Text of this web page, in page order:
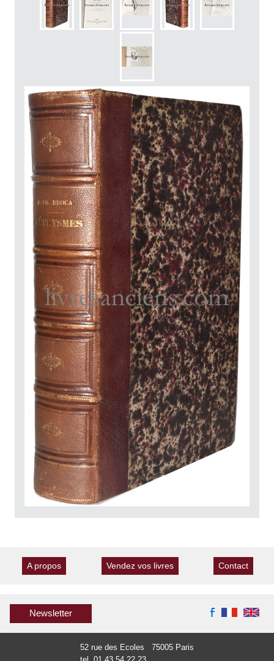
A propos Vendez vos livres Contact
Newsletter
52 rue des Ecoles 75005 Paris